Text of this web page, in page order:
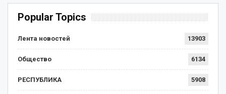
Popular Topics
Лента новостей 13903
Общество 6134
РЕСПУБЛИКА 5908